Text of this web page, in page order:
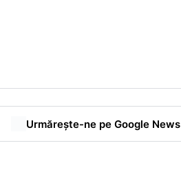
Urmărește-ne pe Google News